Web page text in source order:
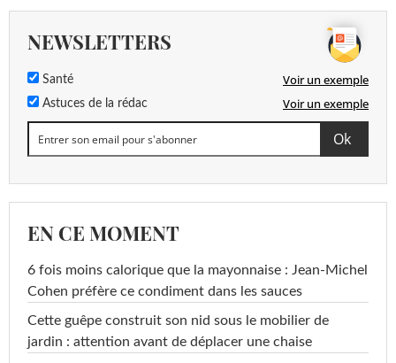
NEWSLETTERS
Santé Voir un exemple
Astuces de la rédac Voir un exemple
EN CE MOMENT
6 fois moins calorique que la mayonnaise : Jean-Michel
Cohen préfère ce condiment dans les sauces
Cette guêpe construit son nid sous le mobilier de
jardin : attention avant de déplacer une chaise